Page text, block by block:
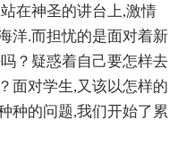
在神圣的讲台上,激情
洋.而担忧的是面对着新
？疑惑着自己要怎样去
面对学生,又该以怎样的
种的问题,我们开始了累